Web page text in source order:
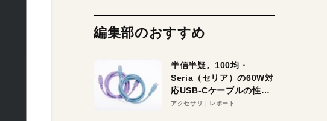
編集部のおすすめ
半信半疑。100均・
Seria（セリア）の60W対
応USB-Cケーブルの性能
を検証。超コスパの1本を
アクセサリ レポート